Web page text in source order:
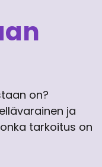
on?
ja
tarkoitus on